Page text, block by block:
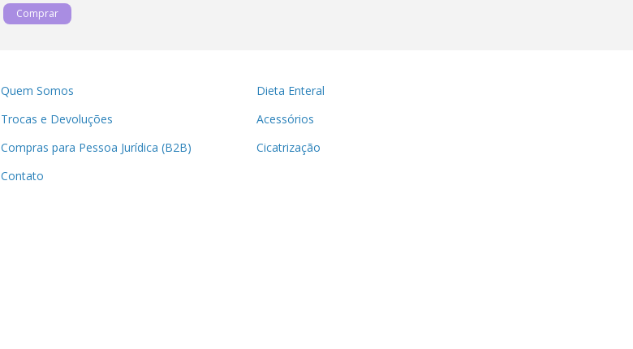
Quem Somos
Trocas e Devoluções
Compras para Pessoa Jurídica (B2B)
Contato
Dieta Enteral
Acessórios
Cicatrização